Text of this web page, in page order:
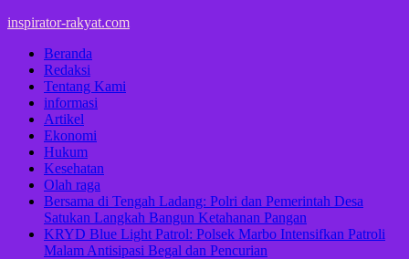
inspirator-rakyat.com
Beranda
Redaksi
Tentang Kami
informasi
Artikel
Ekonomi
Hukum
Kesehatan
Olah raga
Bersama di Tengah Ladang: Polri dan Pemerintah Desa
Satukan Langkah Bangun Ketahanan Pangan
KRYD Blue Light Patrol: Polsek Marbo Intensifkan Patroli
Malam Antisipasi Begal dan Pencurian